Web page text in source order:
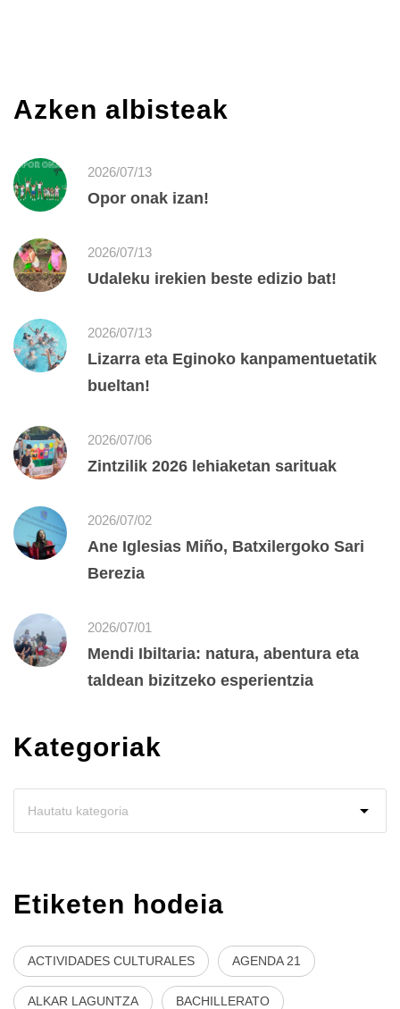
Azken albisteak
2026/07/13
Opor onak izan!
2026/07/13
Udaleku irekien beste edizio bat!
2026/07/13
Lizarra eta Eginoko kanpamentuetatik
bueltan!
2026/07/06
Zintzilik 2026 lehiaketan sarituak
2026/07/02
Ane Iglesias Miño, Batxilergoko Sari
Berezia
2026/07/01
Mendi Ibiltaria: natura, abentura eta
taldean bizitzeko esperientzia
Kategoriak
Etiketen hodeia
ACTIVIDADES CULTURALES AGENDA 21
ALKAR LAGUNTZA BACHILLERATO